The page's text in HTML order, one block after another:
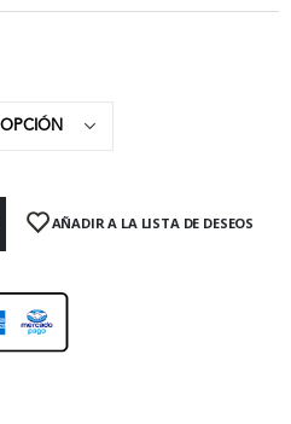
AÑADIR A LA LISTA DE DESEOS